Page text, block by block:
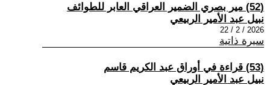
(52) مير بصري الضمير العراقي العابر للطوائف
نبيل عبد الأمير الربيعي
2026 / 2 / 22
سيرة ذاتية
(53) قراءة في أوراق عبد الكريم قاسم
نبيل عبد الأمير الربيعي